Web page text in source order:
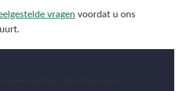
vragen voordat u ons